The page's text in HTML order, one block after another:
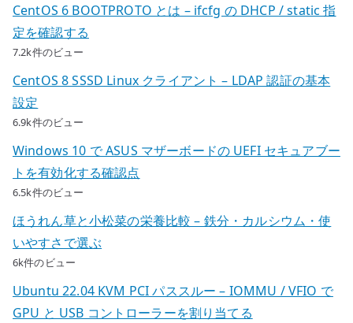
CentOS 6 BOOTPROTO とは – ifcfg の DHCP / static 指
定を確認する
7.2k件のビュー
CentOS 8 SSSD Linux クライアント – LDAP 認証の基本
設定
6.9k件のビュー
Windows 10 で ASUS マザーボードの UEFI セキュアブー
トを有効化する確認点
6.5k件のビュー
ほうれん草と小松菜の栄養比較 – 鉄分・カルシウム・使
いやすさで選ぶ
6k件のビュー
Ubuntu 22.04 KVM PCI パススルー – IOMMU / VFIO で
GPU と USB コントローラーを割り当てる